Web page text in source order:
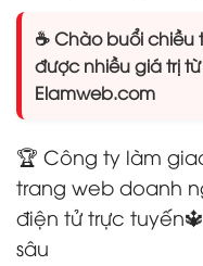
☕ Chào buổi
được nhiều giá trị
Elamweb.com
🏆 Công ty làm
trang web doanh
điện tử trực tuyến
sâu